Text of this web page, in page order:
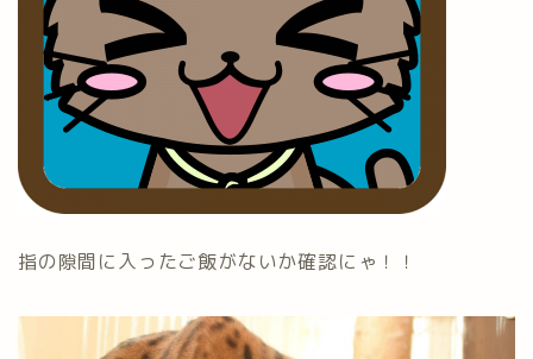
指の隙間に入ったご飯がないか確認にゃ！！